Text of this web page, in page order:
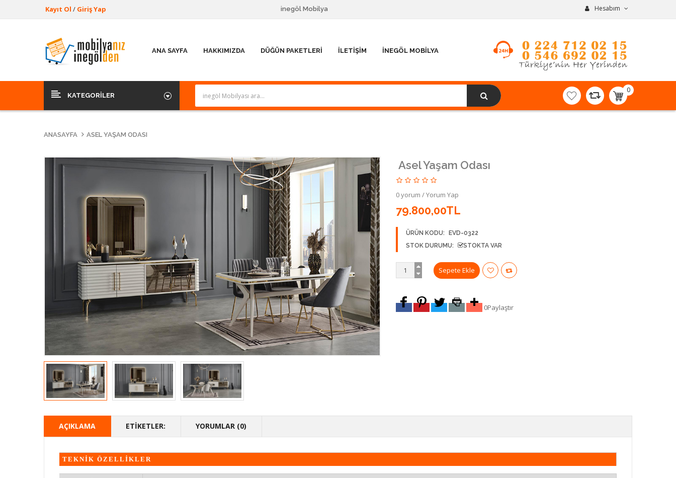
inegöl Mobilya
Kayıt Ol / Giriş Yap Hesabım
ANA SAYFA HAKKIMIZDA DÜĞÜN PAKETLERI İLETIŞIM İNEGÖL MOBILYA
KATEGORILER
0
item(s)
-
ANASAYFA ASEL YAŞAM ODASI
Asel Yaşam Odası
0 yorum /Yorum Yap
79.800,00TL
ÜRÜN KODU:
EVD-0322
STOK DURUMU:
STOKTA VAR
0Paylaştır
AÇIKLAMA ETIKETLER: YORUMLAR (0)
TEKNİK ÖZELLİKLER